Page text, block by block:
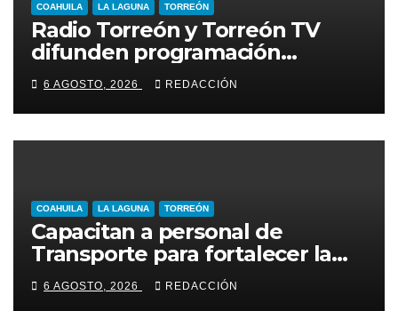
COAHUILA LA LAGUNA TORREÓN
Radio Torreón y Torreón TV
difunden programación
especial por la Semana Mundial
de la Lactancia Materna
6 AGOSTO, 2026 REDACCIÓN
COAHUILA LA LAGUNA TORREÓN
Capacitan a personal de
Transporte para fortalecer la
atención a usuarios
6 AGOSTO, 2026 REDACCIÓN